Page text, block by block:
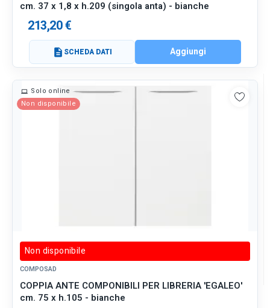
cm. 37 x 1,8 x h.209 (singola anta) - bianche
213,20 €
description SCHEDA DATI Aggiungi
Solo online
Non disponibile
Non disponibile
COMPOSAD
COPPIA ANTE COMPONIBILI PER LIBRERIA 'EGALEO'
cm. 75 x h.105 - bianche